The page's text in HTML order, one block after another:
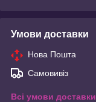
Умови доставки
Нова Пошта
Самовивіз
Всі умови доставки